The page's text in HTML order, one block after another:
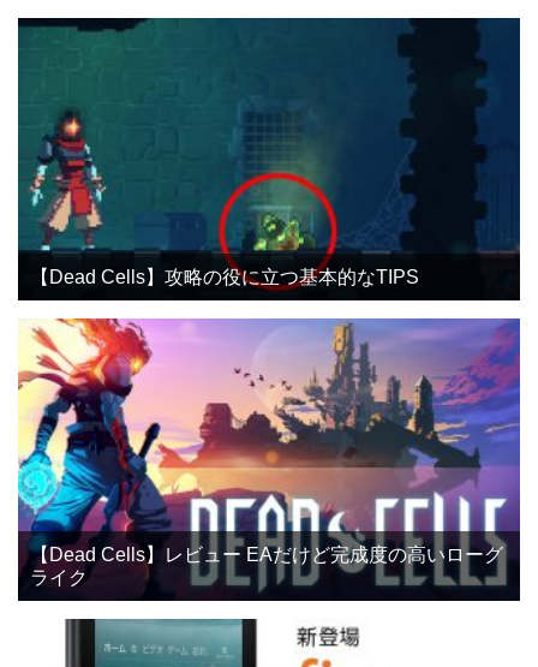
【Dead Cells】攻略の役に立つ基本的なTIPS
【Dead Cells】レビュー EAだけど完成度の高いローグ
ライク